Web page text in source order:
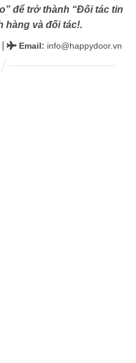
để trở thành “Đối tác tin
hàng và đối tác!.
Email: info@happydoor.vn